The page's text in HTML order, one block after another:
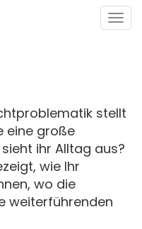
stellt
eine große
ihr Alltag aus?
wie Ihr
wo die
weiterführenden